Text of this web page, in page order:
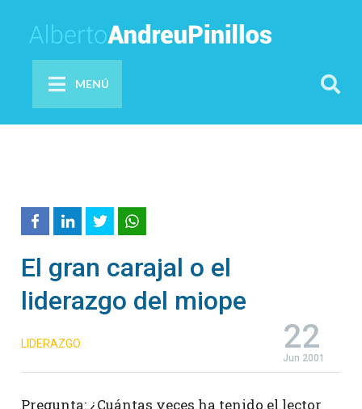
MENÚ
El gran carajal o el
liderazgo del miope
22
Jun 2001
LIDERAZGO
Pregunta: ¿Cuántas veces ha tenido el lector